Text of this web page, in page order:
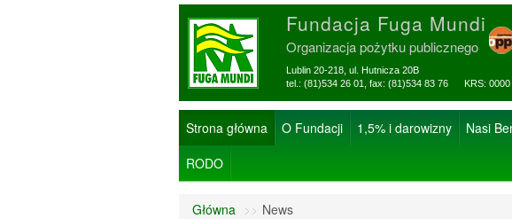
Fundacja Fuga Mundi
Organizacja pożytku publicznego
Lublin 20-218, ul. Hutnicza 20B
tel.: (81)534 26 01, fax: (81)534 83 76 KRS:
Strona główna O Fundacji 1,5% i darowizny Nasi
RODO
Główna >> News